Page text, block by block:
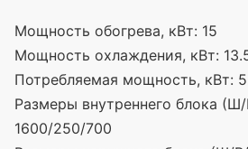
Мощность обогрева, кВт: 15
Мощность охлаждения, кВт:
Потребляемая мощность, кВт:
Размеры внутреннего блока
1600/250/700